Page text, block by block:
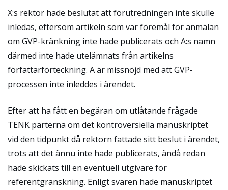
X:s rektor hade beslutat att förutredningen inte skulle
inledas, eftersom artikeln som var föremål för anmälan
om GVP-kränkning inte hade publicerats och A:s namn
därmed inte hade utelämnats från artikelns
författarförteckning. A är missnöjd med att GVP-
processen inte inleddes i ärendet.
Efter att ha fått en begäran om utlåtande frågade
TENK parterna om det kontroversiella manuskriptet
vid den tidpunkt då rektorn fattade sitt beslut i ärendet,
trots att det ännu inte hade publicerats, ändå redan
hade skickats till en eventuell utgivare för
referentgranskning. Enligt svaren hade manuskriptet